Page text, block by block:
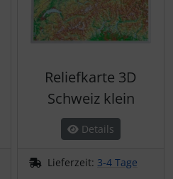
Reliefkarte 3D
Schweiz klein
Details
Lieferzeit: 3-4 Tage